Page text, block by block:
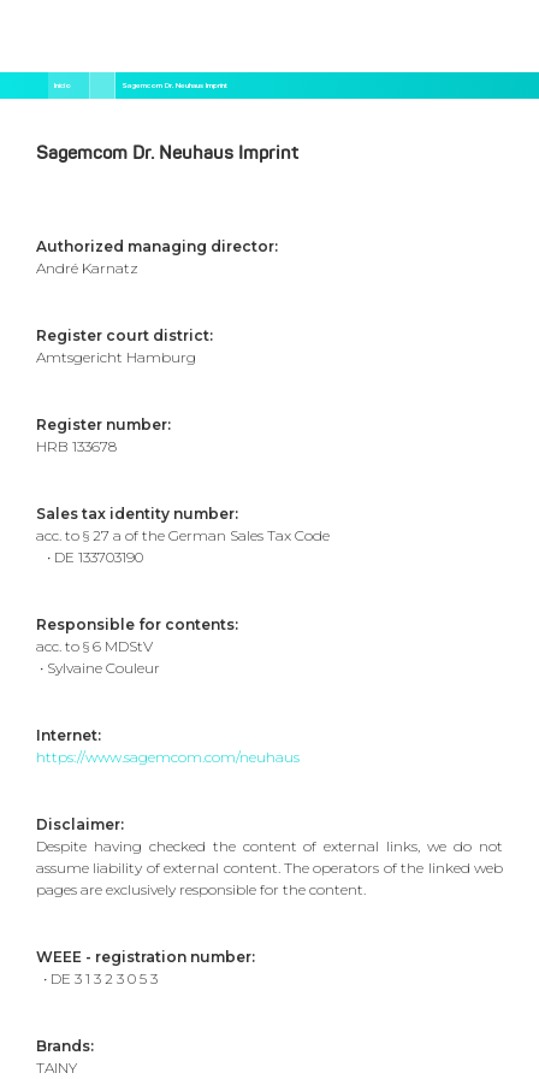
para
principal
de
Início Sagemcom Dr. Neuhaus Imprint
Sagemcom Dr. Neuhaus Imprint
Authorized managing director:
André Karnatz
Register court district:
Amtsgericht Hamburg
Register number:
HRB 133678
Sales tax identity number:
acc. to § 27 a of the German Sales Tax Code
• DE 133703190
Responsible for contents:
acc. to § 6 MDStV
• Sylvaine Couleur
Internet:
https://www.sagemcom.com/neuhaus
Disclaimer:
Despite having checked the content of external links, we do not
assume liability of external content. The operators of the linked web
pages are exclusively responsible for the content.
WEEE - registration number:
• DE 3 1 3 2 3 0 5 3
Brands:
TAINY